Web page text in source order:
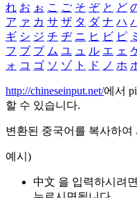
れ お ぉ こ ご そ ぞ と ど
ア ァ カ サ ザ タ ダ ナ ハ
ギ シ ジ チ ヂ ニ ヒ ビ ピ ミ
フ ブ プ ム ユ ュ ル エ ェ
ォ コ ゴ ソ ゾ ト ド ノ ホ
http://chineseinput.net/에서
할 수 있습니다.
변환된 중국어를 복사하여
예시)
中文 을 입력하시려면